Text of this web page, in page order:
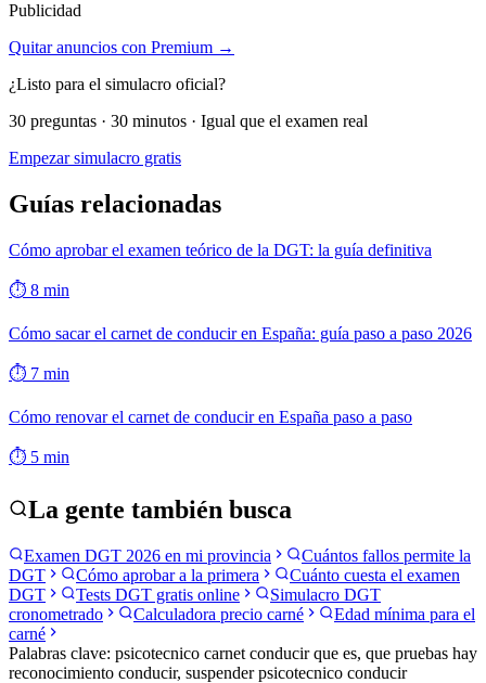
Publicidad
Quitar anuncios con Premium →
¿Listo para el simulacro oficial?
30 preguntas · 30 minutos · Igual que el examen real
Empezar simulacro gratis
Guías relacionadas
Cómo aprobar el examen teórico de la DGT: la guía definitiva
⏱ 8 min
Cómo sacar el carnet de conducir en España: guía paso a paso 2026
⏱ 7 min
Cómo renovar el carnet de conducir en España paso a paso
⏱ 5 min
La gente también busca
Examen DGT 2026 en mi provincia
Cuántos fallos permite la
DGT
Cómo aprobar a la primera
Cuánto cuesta el examen
DGT
Tests DGT gratis online
Simulacro DGT
cronometrado
Calculadora precio carné
Edad mínima para el
carné
Palabras clave: psicotecnico carnet conducir que es, que pruebas hay
reconocimiento conducir, suspender psicotecnico conducir